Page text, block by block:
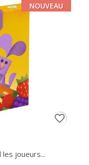
joueurs...
NOUVEAU
favorite_border